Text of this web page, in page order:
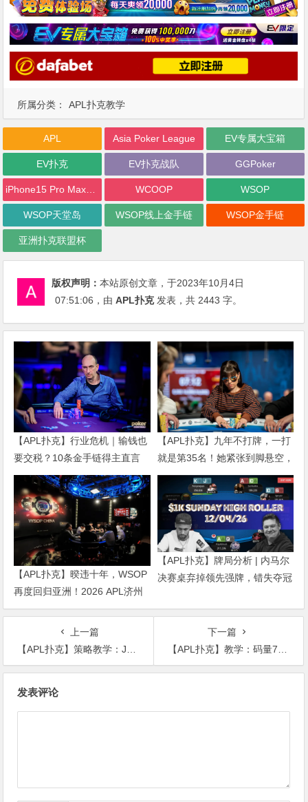
所属分类： APL扑克教学
APL Asia Poker League EV专属大宝箱
EV扑克 EV扑克战队 GGPoker
WCOOP WSOP
WSOP天堂岛 WSOP线上金手链 WSOP金手链
亚洲扑克联盟杯
版权声明：本站原创文章，于2023年10月4日
07:51:06 ，由APL扑克发表，共 2443 字。
【APL扑克】行业危机｜输钱也
要交税？10条金手链得主直言
“扛不住”，主动砍掉四分之三比
赛
【APL扑克】九年不打牌，一打
就是第35名！她紧张到脚悬空，
但全世界以为她很淡定
【APL扑克】暌违十年，WSOP
再度回归亚洲！2026 APL济州
站6月19-28日盛大登场！
【APL扑克】牌局分析 | 内马尔
决赛桌弃掉领先强牌，错失夺冠
上一篇
【APL扑克】策略教学：JJ到底应该怎么玩？看完你就懂了
下一篇
【APL扑克】教学：码量7bb处在SB位可用75.3%的牌型全下，比如53s
发表评论